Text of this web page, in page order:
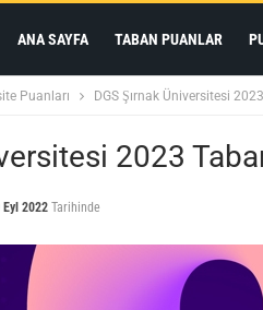
ANA SAYFA TABAN PUANLAR
Puanları DGS Şırnak Üniversitesi
2023
Eyl 2022 Tarihinde